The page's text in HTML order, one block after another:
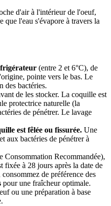
d'air à l'intérieur de l'oeuf,
que l'eau s'évapore à travers la
(entre 2 et 6°C), de
pointe vers le bas. Le
des bactéries.
de les stocker. La coquille est
protectrice naturelle (la
de pénétrer. Le lavage
est fêlée ou fissurée. Une
aux bactéries de pénétrer à
Consommation Recommandée),
fixée à 28 jours après la date de
de préférence des
pour une fraîcheur optimale.
ou une préparation à base